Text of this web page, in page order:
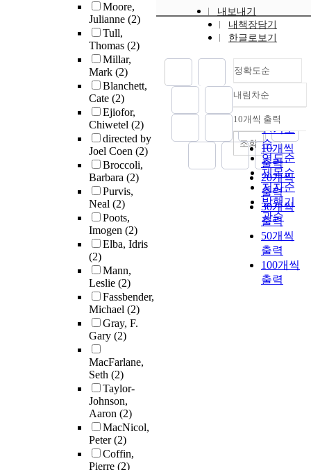
Moore,
Julianne (2)
Tull,
Thomas (2)
Millar,
Mark (2)
Blanchett,
Cate (2)
Ejiofor,
Chiwetel (2)
directed by
Joel Coen (2)
Broccoli,
Barbara (2)
Purvis,
Neal (2)
Poots,
Imogen (2)
Elba, Idris
(2)
Mann,
Leslie (2)
Fassbender,
Michael (2)
Gray, F.
Gary (2)
MacFarlane,
Seth (2)
Taylor-
Johnson,
Aaron (2)
MacNicol,
Peter(2)
Coffin,
Pierre (2)
내보내기
내책장담기
한글로보기
정확도순
정확도
순
인기도
순
연도순
제목순
저자순
발행기
관순
내림차순
내림차순
10개씩 출력
10개씩
출력
20개씩
출력
30개씩
출력
50개씩
출력
100개씩
출력
조회